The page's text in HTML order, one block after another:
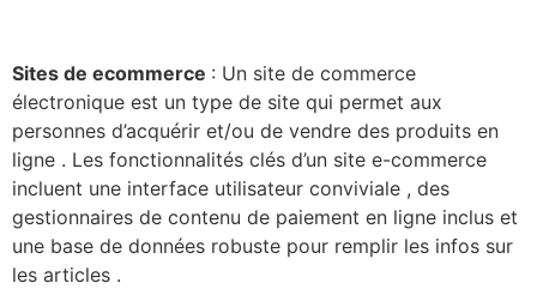
Sites de ecommerce : Un site de commerce
électronique est un type de site qui permet aux
personnes d’acquérir et/ou de vendre des produits en
ligne . Les fonctionnalités clés d’un site e-commerce
incluent une interface utilisateur conviviale , des
gestionnaires de contenu de paiement en ligne inclus et
une base de données robuste pour remplir les infos sur
les articles .